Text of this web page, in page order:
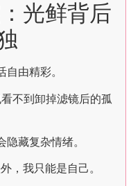
光鲜背后
自由精彩。
不到卸掉滤镜后的孤
藏复杂情绪。
，我只能是自己。